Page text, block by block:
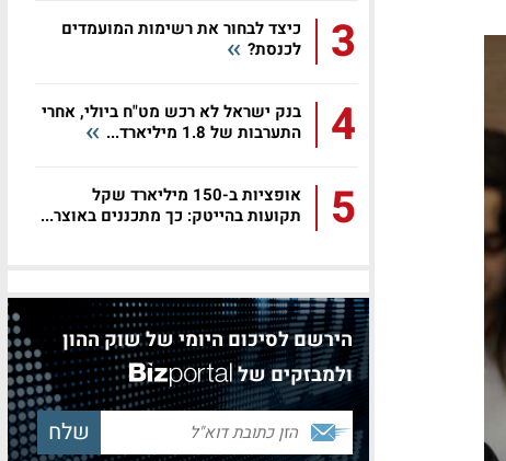
3
כיצד לבחור את רשימות המועמדים
לכנסת?
4
בנק ישראל לא רכש מט"ח ביולי, אחרי
התערבות של 1.8 מיליארד...
5
אופציות ב-150 מיליארד שקל
תקועות בהייטק: כך מתכננים באוצר...
הירשם לסיכום היומי של שוק ההון
ולמבזקים של